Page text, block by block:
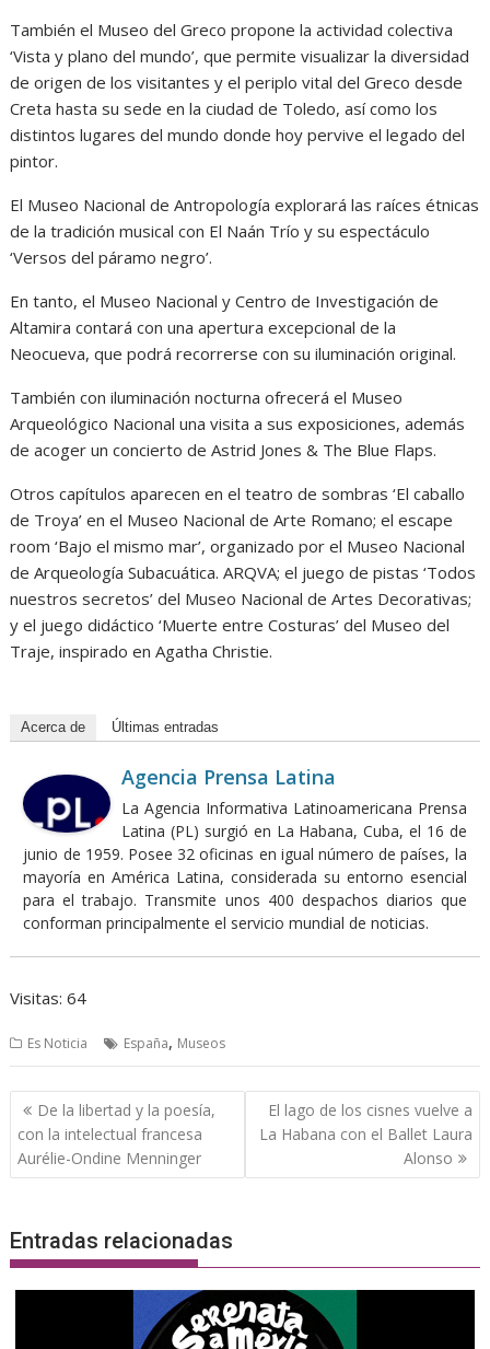
También el Museo del Greco propone la actividad colectiva
‘Vista y plano del mundo’, que permite visualizar la diversidad
de origen de los visitantes y el periplo vital del Greco desde
Creta hasta su sede en la ciudad de Toledo, así como los
distintos lugares del mundo donde hoy pervive el legado del
pintor.
El Museo Nacional de Antropología explorará las raíces étnicas
de la tradición musical con El Naán Trío y su espectáculo
‘Versos del páramo negro’.
En tanto, el Museo Nacional y Centro de Investigación de
Altamira contará con una apertura excepcional de la
Neocueva, que podrá recorrerse con su iluminación original.
También con iluminación nocturna ofrecerá el Museo
Arqueológico Nacional una visita a sus exposiciones, además
de acoger un concierto de Astrid Jones & The Blue Flaps.
Otros capítulos aparecen en el teatro de sombras ‘El caballo
de Troya’ en el Museo Nacional de Arte Romano; el escape
room ‘Bajo el mismo mar’, organizado por el Museo Nacional
de Arqueología Subacuática. ARQVA; el juego de pistas ‘Todos
nuestros secretos’ del Museo Nacional de Artes Decorativas;
y el juego didáctico ‘Muerte entre Costuras’ del Museo del
Traje, inspirado en Agatha Christie.
Acerca de Últimas entradas
Agencia Prensa Latina
La Agencia Informativa Latinoamericana Prensa
Latina (PL) surgió en La Habana, Cuba, el 16 de
junio de 1959. Posee 32 oficinas en igual número de países, la
mayoría en América Latina, considerada su entorno esencial
para el trabajo. Transmite unos 400 despachos diarios que
conforman principalmente el servicio mundial de noticias.
Visitas: 64
Es Noticia España, Museos
Navegación
de
entradas
De la libertad y la poesía,
con la intelectual francesa
Aurélie-Ondine Menninger
El lago de los cisnes vuelve a
La Habana con el Ballet Laura
Alonso
Entradas relacionadas